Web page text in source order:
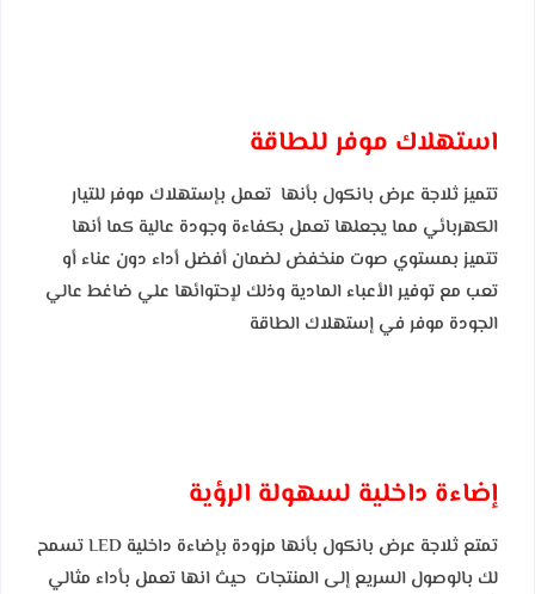
استهلاك موفر للطاقة
تتميز ثلاجة عرض بانكول بأنها تعمل بإستهلاك موفر للتيار
الكهربائي مما يجعلها تعمل بكفاءة وجودة عالية كما أنها
تتميز بمستوي صوت منخفض لضمان أفضل أداء دون عناء أو
تعب مع توفير الأعباء المادية وذلك لإحتوائها علي ضاغط عالي
الجودة موفر في إستهلاك الطاقة
إضاءة داخلية لسهولة الرؤية
تمتع ثلاجة عرض بانكول بأنها مزودة بإضاءة داخلية LED تسمح
لك بالوصول السريع إلى المنتجات حيث انها تعمل بأداء مثالي